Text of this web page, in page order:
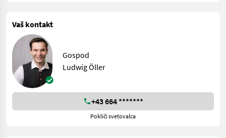
Vaš kontakt
Gospod
Ludwig Öller
+43 664 *******
Pokliči svetovalca